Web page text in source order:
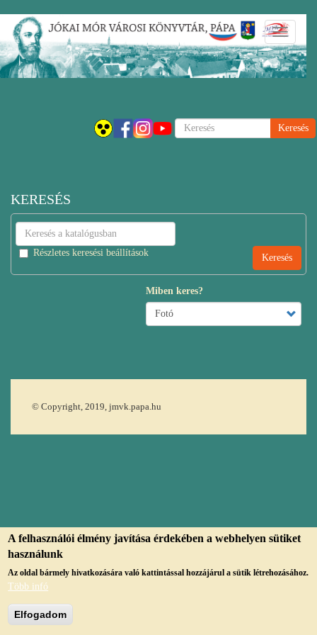
Ugrás
tartalomra
Keresés
KERESÉS
Részletes keresési beállítások
Miben keres?
© Copyright, 2019, jmvk.papa.hu
A felhasználói élmény javítása érdekében a webhelyen sütiket
használunk
Az oldal bármely hivatkozására való kattintással hozzájárul a sütik létrehozásához.
Több infó
Elfogadom